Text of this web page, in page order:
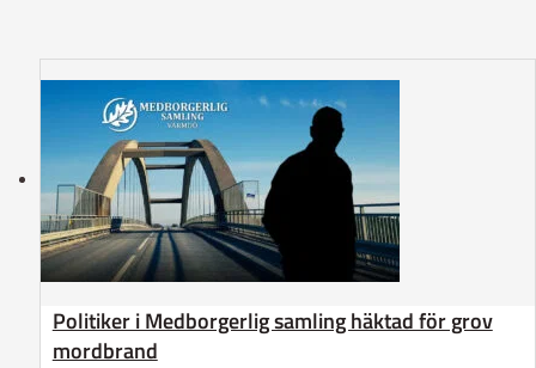
Politiker i Medborgerlig samling häktad för grov
mordbrand